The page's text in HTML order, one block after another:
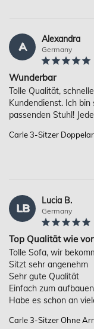
A
Alexandra
Germany
Wunderbar
Tolle Qualität,
Kundendienst. Ich
Carle 3-Sitzer
LB
Lucia B.
Germany
Top Qualität wie
Tolle Sofa, wir
Sitzt sehr angenehm
Sehr gute Qualität
Einfach zum aufbauen
Habe es schon an
Carle 3-Sitzer Ohne